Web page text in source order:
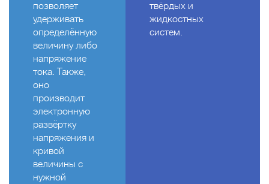
позволяет
удерживать
определённую
величину либо
напряжение
тока. Также,
оно
производит
электронную
развёртку
напряжения и
кривой
величины с
нужной
твёрдых и
жидкостных
систем.